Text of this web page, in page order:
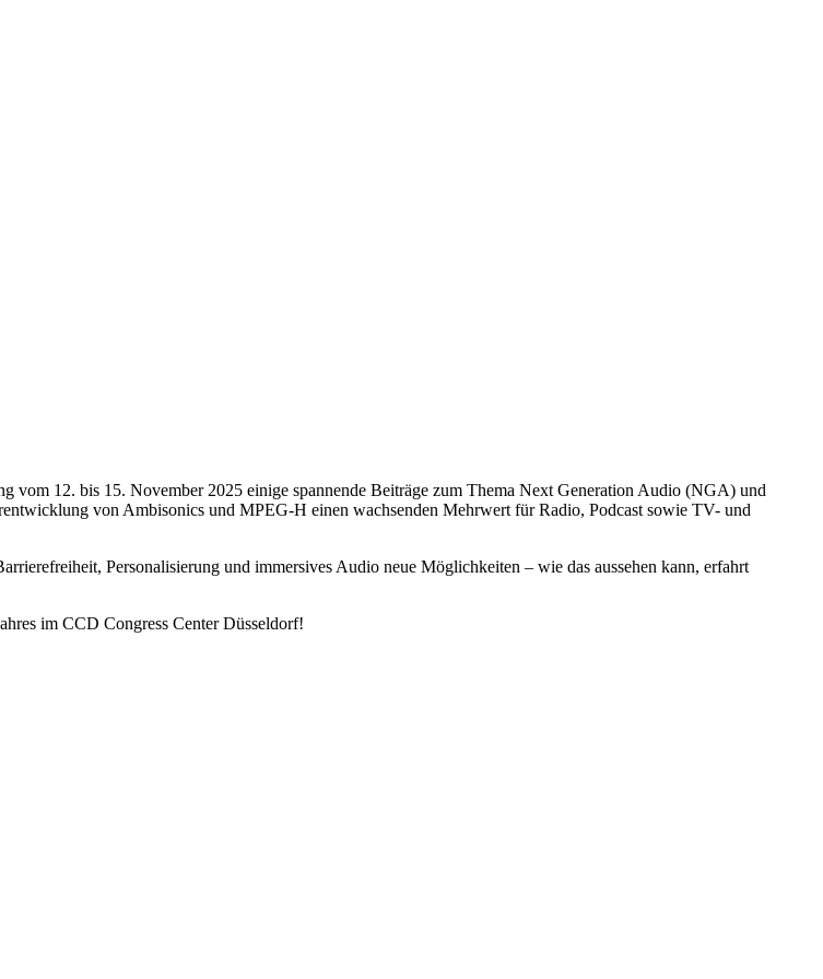
vom 12. bis 15. November 2025 einige spannende Beiträge zum Thema Next Generation Audio (NGA) und
von Ambisonics und MPEG-H einen wachsenden Mehrwert für Radio, Podcast sowie TV- und
Personalisierung und immersives Audio neue Möglichkeiten – wie das aussehen kann, erfahrt
im CCD Congress Center Düsseldorf!